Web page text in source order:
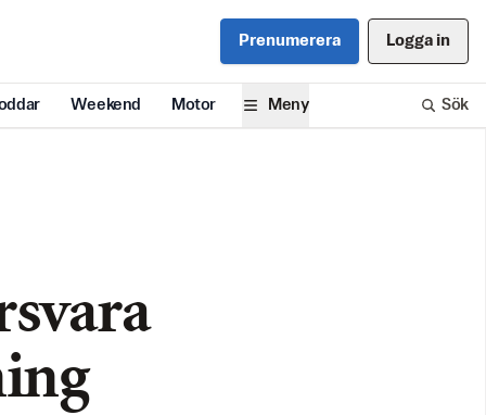
Prenumerera Logga in
Weekend Motor Meny Sök